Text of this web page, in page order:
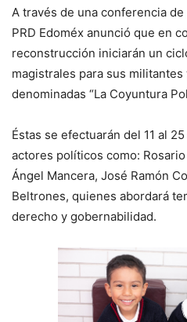
A través de una conferencia
PRD Edoméx anunció que en
reconstrucción iniciarán un
magistrales para sus
denominadas “La Coyuntura
Éstas se efectuarán del 11 al
actores políticos como:
Ángel Mancera, José Ramón
Beltrones, quienes abordará
derecho y gobernabilidad.